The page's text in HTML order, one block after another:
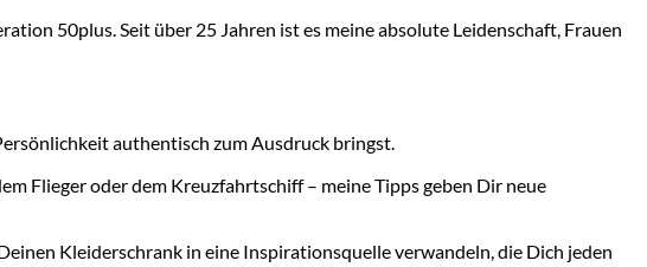
50plus. Seit über 25 Jahren ist es meine absolute Leidenschaft, Frauen
authentisch zum Ausdruck bringst.
Flieger oder dem Kreuzfahrtschiff – meine Tipps geben Dir neue
Kleiderschrank in eine Inspirationsquelle verwandeln, die Dich jeden